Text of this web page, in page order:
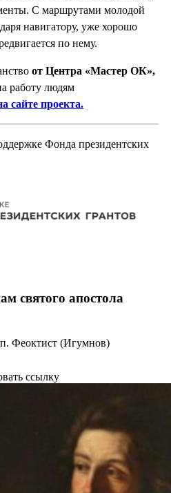
С маршрутами молодой
навигатору, уже хорошо
по нему.
от Центра «Мастер ОК»,
работу людям
сайте проекта.
Фонда президентских
святого апостола
Феоктист (Игумнов)